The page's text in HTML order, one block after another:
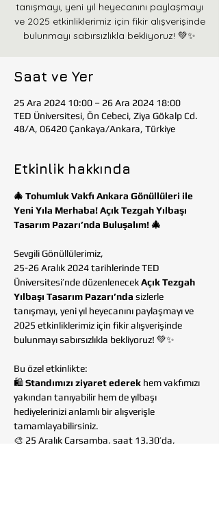
tanışmayı, yeni yıl heyecanını paylaşmayı
ve 2025 etkinliklerimiz için fikir alışverişinde
bulunmayı sabırsızlıkla bekliyoruz! 💚✨
Saat ve Yer
25 Ara 2024 10:00 – 26 Ara 2024 18:00
TED Üniversitesi, Ön Cebeci, Ziya Gökalp Cd.
48/A, 06420 Çankaya/Ankara, Türkiye
Etkinlik hakkında
🎄 Tohumluk Vakfı Ankara Gönüllüleri ile
Yeni Yıla Merhaba! Açık Tezgah Yılbaşı
Tasarım Pazarı’nda Buluşalım! 🎄
Sevgili Gönüllülerimiz,
25-26 Aralık 2024 tarihlerinde TED
Üniversitesi’nde düzenlenecek Açık Tezgah
Yılbaşı Tasarım Pazarı’nda sizlerle
tanışmayı, yeni yıl heyecanını paylaşmayı ve
2025 etkinliklerimiz için fikir alışverişinde
bulunmayı sabırsızlıkla bekliyoruz! 💚✨
Bu özel etkinlikte:
🛍️ Standımızı ziyaret ederek hem vakfımızı
yakından tanıyabilir hem de yılbaşı
hediyelerinizi anlamlı bir alışverişle
tamamlayabilirsiniz.
🎨 25 Aralık Çarşamba, saat 13.30’da,